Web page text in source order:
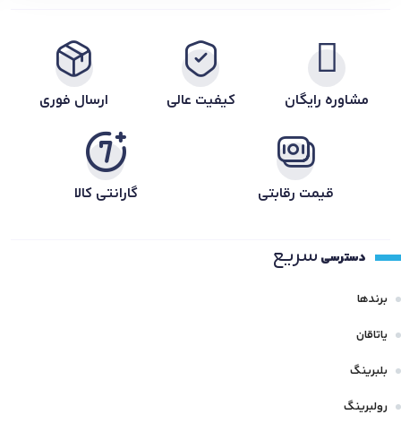
مشاوره رایگان کیفیت عالی ارسال فوری
قیمت رقابتی گارانتی کالا
دسترسی سریع
برندها
یاتاقان
بلبرینگ
رولبرینگ